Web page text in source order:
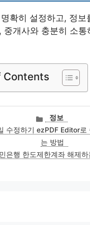
확히 설정하고, 정보
중개사와 충분히 소
Contents
카
테
고
리
정보
수정하기 ezPDF Editor로
는 방법
은행 한도제한계좌 해제